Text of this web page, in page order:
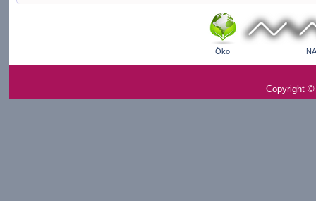
Öko
Copyright